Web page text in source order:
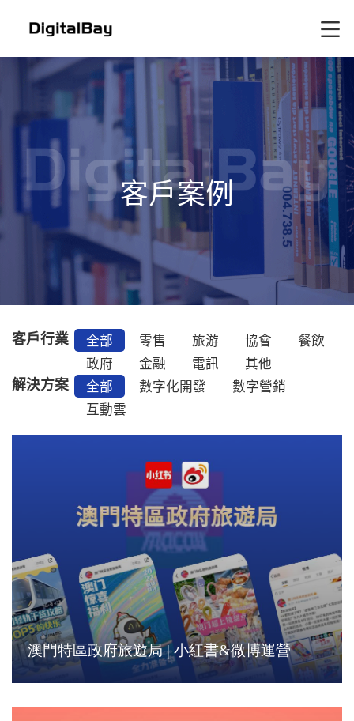
客戶案例
客戶行業 全部 零售 旅游 協會
餐飲
政府
金融 電訊 其他
解決方案 全部 數字化開發
數字營銷
互動雲
澳門特區政府旅遊局 | 小紅書&微博運營